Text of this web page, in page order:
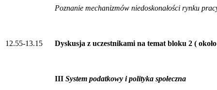
Poznanie mechanizmów niedoskonałości rynku
12.55-13.15 Dyskusja z uczestnikami na temat bloku 2 (
III System podatkowy i polityka społeczna